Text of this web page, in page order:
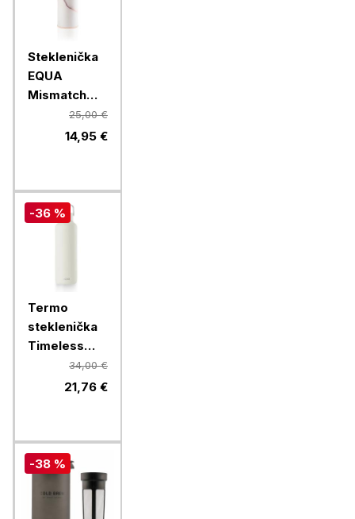
Steklenička
EQUA
Mismatch
Lava, 750 ml
25,00 €
14,95 €
-36 %
Termo
steklenička
Timeless
Equa, 600
ml, bela
34,00 €
21,76 €
-38 %